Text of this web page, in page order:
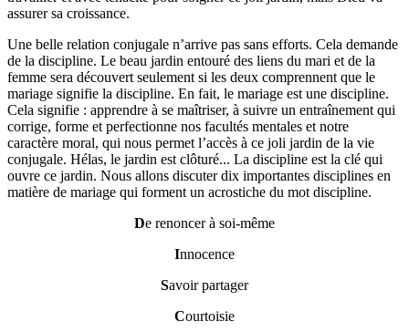
assurer sa croissance.
Une belle relation conjugale n’arrive pas sans efforts. Cela demande
de la discipline. Le beau jardin entouré des liens du mari et de la
femme sera découvert seulement si les deux comprennent que le
mariage signifie la discipline. En fait, le mariage est une discipline.
Cela signifie : apprendre à se maîtriser, à suivre un entraînement qui
corrige, forme et perfectionne nos facultés mentales et notre
caractère moral, qui nous permet l’accès à ce joli jardin de la vie
conjugale. Hélas, le jardin est clôturé... La discipline est la clé qui
ouvre ce jardin. Nous allons discuter dix importantes disciplines en
matière de mariage qui forment un acrostiche du mot discipline.
De renoncer à soi-même
Innocence
Savoir partager
Courtoisie